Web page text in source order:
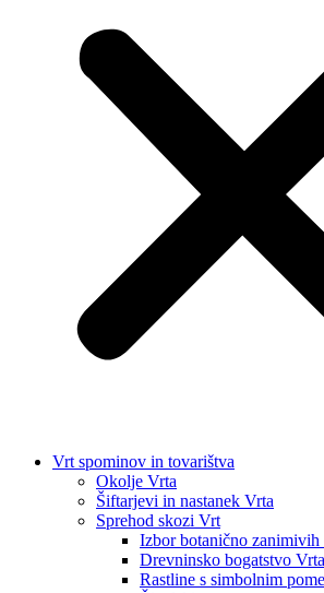
Vrt spominov in tovarištva
Okolje Vrta
Šiftarjevi in nastanek Vrta
Sprehod skozi Vrt
Izbor botanično
Drevninsko bogatstvo Vrta
Rastline s simbolnim